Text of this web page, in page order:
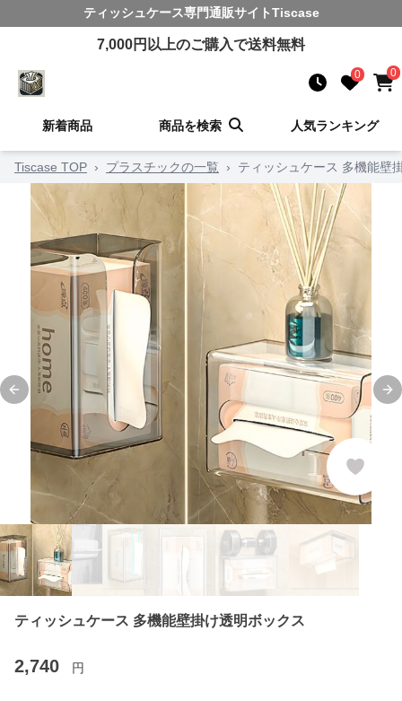
ティッシュケース専門通販サイトTiscase
7,000円以上のご購入で送料無料
0 0
新着商品 商品を検索 人気ランキング
Tiscase TOP › プラスチックの一覧 › ティッシュケース 多機能壁
Previous slide
ティッシュケース 多機能壁掛け透明ボックス
2,740 円